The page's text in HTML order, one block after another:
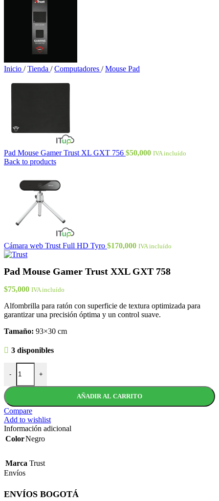
Inicio / Tienda / Computadores / Mouse Pad
Pad Mouse Gamer Trust XL GXT 756 $50,000 IVA incluído
Back to products
Cámara web Trust Full HD Tyro $170,000 IVA incluído
Pad Mouse Gamer Trust XXL GXT 758
$75,000 IVA incluído
Alfombrilla para ratón con superficie de textura optimizada para
garantizar una precisión óptima y un control suave.
Tamaño: 93×30 cm
3 disponibles
-
Pad Mouse Gamer Trust XXL GXT 758 cantidad
+
AÑADIR AL CARRITO
Compare
Add to wishlist
Información adicional
ColorNegro
Marca Trust
Envíos
ENVÍOS BOGOTÁ